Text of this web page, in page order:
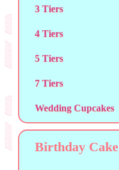
3 Tiers
4 Tiers
5 Tiers
7 Tiers
Wedding Cupcakes
Birthday Cake